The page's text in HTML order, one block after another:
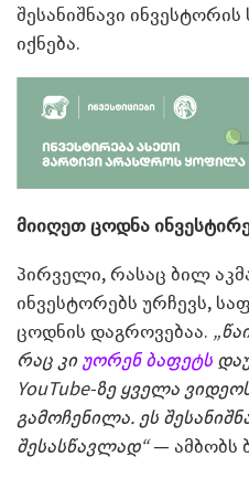
შესანიშნავი
იქნება.
მიიღეთ ცოდნა
პირველი, რასაც ბილ
ინვესტორებს ურჩევს,
ცოდნის დაგროვებაა.
რაც კიუორენ ბაფეტს
YouTube-ზე ყველა
გამოჩენილა. ეს
შესასწავლად“— ამბობს